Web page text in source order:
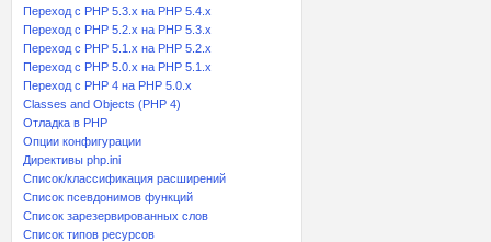
Переход с PHP 5.3.x на PHP 5.4.x
Переход c PHP 5.2.x на PHP 5.3.x
Переход с PHP 5.1.x на PHP 5.2.x
Переход с PHP 5.0.x на PHP 5.1.x
Переход с PHP 4 на PHP 5.0.x
Classes and Objects (PHP 4)
Отладка в PHP
Опции конфигурации
Директивы php.ini
Список/классификация расширений
Список псевдонимов функций
Список зарезервированных слов
Список типов ресурсов